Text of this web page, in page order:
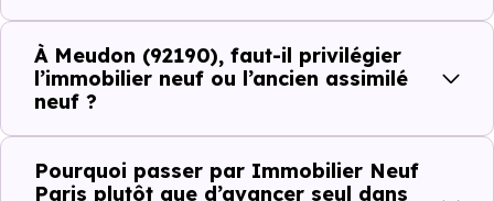
À
investissement
locatifse lit à travers plusieurs critères concrets :
Critères de terrain à considérer pour votre
À Meudon (92190), faut-il privilégier
l’immobilier neuf ou l’ancien assimilé
neuf ?
Pourquoi passer par Immobilier Neuf
Paris plutôt que d’avancer seul dans